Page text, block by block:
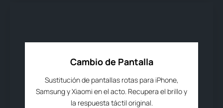
Cambio de Pantalla
Sustitución de pantallas rotas para iPhone,
Samsung y Xiaomi en el acto. Recupera el brillo y
la respuesta táctil original.